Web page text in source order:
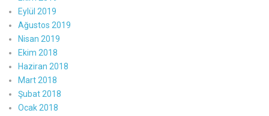
Eylül 2019
Ağustos 2019
Nisan 2019
Ekim 2018
Haziran 2018
Mart 2018
Şubat 2018
Ocak 2018